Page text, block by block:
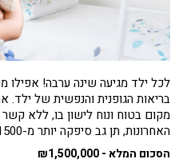
לכל ילד מגיעה שינה ערבה! אפילו
בריאות הגופנית והנפשית של ילד.
מקום בטוח ונוח לישון בו, ללא
מילדים אלה היו ישנים על...
הסכום המלא - ₪1,500,000